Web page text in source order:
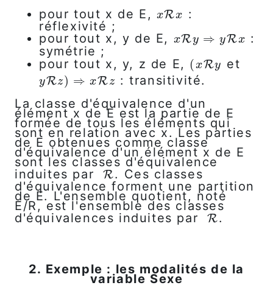
pour tout x de E,
xRx
xRx :
réflexivité ;
pour tout x, y de E,
xRy ⇒ yRx
xRy⇒y Rx
:
symétrie ;
pour tout x, y, z de E, (xRy
(xRy et
yRz) ⇒ xRz
yRz) ⇒x Rz
: transitivité.
La classe d'équivalence d'un
élément x de E est la partie de E
formée de tous les éléments qui
sont en relation avec x. Les parties
de E obtenues comme classe
d'équivalence d'un élément x de E
sont les classes d'équivalence
induites parR
R . Ces classes
d'équivalence forment une partition
de E. L'ensemble quotient, noté
E/R, est l'ensemble des classes
d'équivalences induites parR
R .
2. Exemple : les modalités de la
variable Sexe